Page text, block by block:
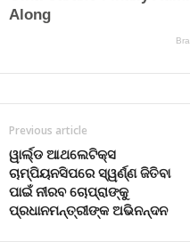
Previous article
ୱାର୍ଲ୍ଡ ଆଥଲେଟିକ୍ସ
ଚାମ୍ପିୟନସିପରେ ସ୍ୱର୍ଣ୍ଣ ଜିତିବା
ପାଇଁ ନୀରବ ଚୋପ୍ରାଙ୍କୁ
ପ୍ରଧାନମନ୍ତ୍ରୀଙ୍କ ଅଭିନନ୍ଦନ